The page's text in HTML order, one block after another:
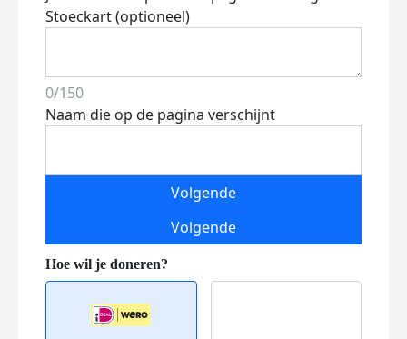
Stoeckart (optioneel)
0/150
Naam die op de pagina verschijnt
Volgende
Volgende